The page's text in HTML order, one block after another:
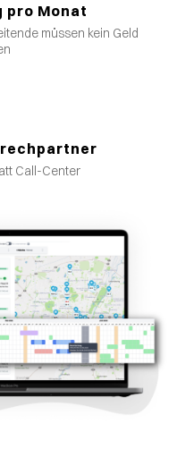
pro Monat
müssen kein Geld
Call-Center